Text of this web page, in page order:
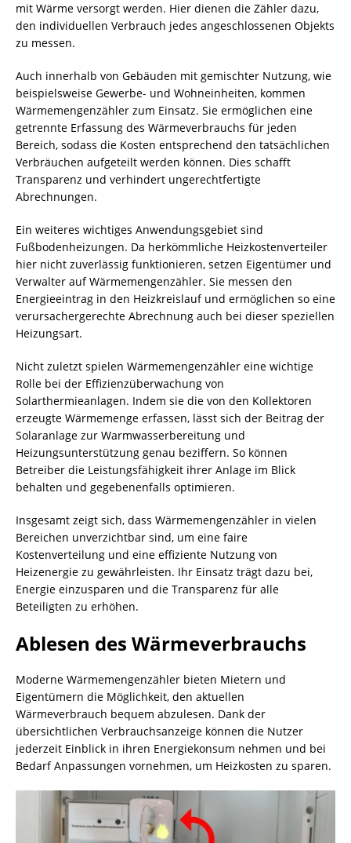
mit Wärme versorgt werden. Hier dienen die Zähler dazu,
den individuellen Verbrauch jedes angeschlossenen Objekts
zu messen.
Auch innerhalb von Gebäuden mit gemischter Nutzung, wie
beispielsweise Gewerbe- und Wohneinheiten, kommen
Wärmemengenzähler zum Einsatz. Sie ermöglichen eine
getrennte Erfassung des Wärmeverbrauchs für jeden
Bereich, sodass die Kosten entsprechend den tatsächlichen
Verbräuchen aufgeteilt werden können. Dies schafft
Transparenz und verhindert ungerechtfertigte
Abrechnungen.
Ein weiteres wichtiges Anwendungsgebiet sind
Fußbodenheizungen. Da herkömmliche Heizkostenverteiler
hier nicht zuverlässig funktionieren, setzen Eigentümer und
Verwalter auf Wärmemengenzähler. Sie messen den
Energieeintrag in den Heizkreislauf und ermöglichen so eine
verursachergerechte Abrechnung auch bei dieser speziellen
Heizungsart.
Nicht zuletzt spielen Wärmemengenzähler eine wichtige
Rolle bei der Effizienzüberwachung von
Solarthermieanlagen. Indem sie die von den Kollektoren
erzeugte Wärmemenge erfassen, lässt sich der Beitrag der
Solaranlage zur Warmwasserbereitung und
Heizungsunterstützung genau beziffern. So können
Betreiber die Leistungsfähigkeit ihrer Anlage im Blick
behalten und gegebenenfalls optimieren.
Insgesamt zeigt sich, dass Wärmemengenzähler in vielen
Bereichen unverzichtbar sind, um eine faire
Kostenverteilung und eine effiziente Nutzung von
Heizenergie zu gewährleisten. Ihr Einsatz trägt dazu bei,
Energie einzusparen und die Transparenz für alle
Beteiligten zu erhöhen.
Ablesen des Wärmeverbrauchs
Moderne Wärmemengenzähler bieten Mietern und
Eigentümern die Möglichkeit, den aktuellen
Wärmeverbrauch bequem abzulesen. Dank der
übersichtlichen Verbrauchsanzeige können die Nutzer
jederzeit Einblick in ihren Energiekonsum nehmen und bei
Bedarf Anpassungen vornehmen, um Heizkosten zu sparen.